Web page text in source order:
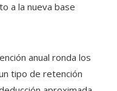
a la nueva base
anual ronda los
tipo de retención